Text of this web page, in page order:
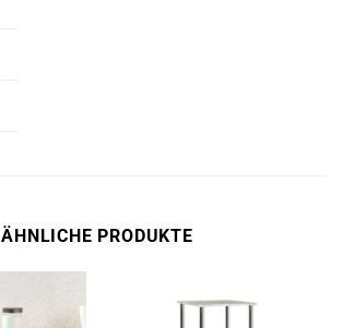
ÄHNLICHE PRODUKTE